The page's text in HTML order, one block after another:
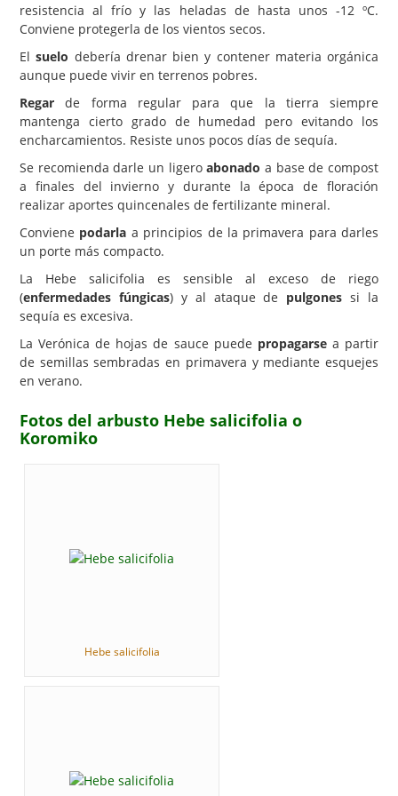
resistencia al frío y las heladas de hasta unos -12 ºC.
Conviene protegerla de los vientos secos.
Elsuelo debería drenar bien y contener materia orgánica
aunque puede vivir en terrenos pobres.
Regar de forma regular para que la tierra siempre
mantenga cierto grado de humedad pero evitando los
encharcamientos. Resiste unos pocos días de sequía.
Se recomienda darle un ligeroabonado a base de compost
a finales del invierno y durante la época de floración
realizar aportes quincenales de fertilizante mineral.
Conviene podarla a principios de la primavera para darles
un porte más compacto.
La Hebe salicifolia es sensible al exceso de riego
(enfermedades fúngicas) y al ataque de pulgones si la
sequía es excesiva.
La Verónica de hojas de sauce puede propagarsea partir
de semillas sembradas en primavera y mediante esquejes
en verano.
Fotos del arbusto Hebe salicifolia o
Koromiko
Hebe salicifolia